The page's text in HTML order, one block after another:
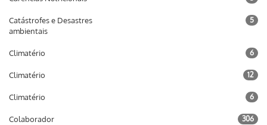
Catástrofes e Desastres
ambientais
5
Climatério 6
Climatério 12
Climatério 6
Colaborador 306